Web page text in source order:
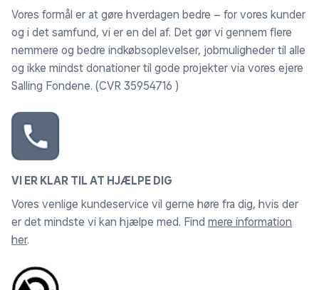
rosévin.
Vores formål er at gøre hverdagen bedre – for vores kunder
og i det samfund, vi er en del af. Det gør vi gennem flere
nemmere og bedre indkøbsoplevelser, jobmuligheder til alle
og ikke mindst donationer til gode projekter via vores ejere
Salling Fondene. (CVR 35954716 )
VI ER KLAR TIL AT HJÆLPE DIG
Vores venlige kundeservice vil gerne høre fra dig, hvis der
er det mindste vi kan hjælpe med. Find mere information
her.